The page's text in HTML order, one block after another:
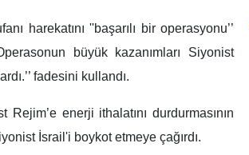
harekatını ''başarılı bir operasyonu’’
büyük kazanımları Siyonist
fadesini kullandı.
enerji ithalatını durdurmasının
İsrail'i boykot etmeye çağırdı.